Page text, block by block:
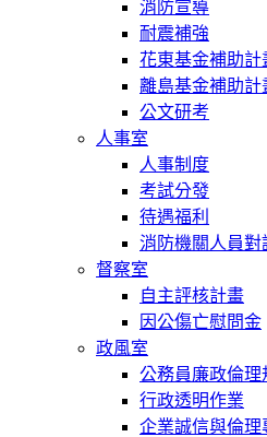
消防宣導
耐震補強
花東基金補助計
離島基金補助計
公文研考
人事室
人事制度
考試分發
待遇福利
消防機關人員對
督察室
自主評核計畫
因公傷亡慰問金
政風室
公務員廉政倫理
行政透明作業
企業誠信與倫理